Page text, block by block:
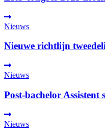
Nieuws
Nieuwe richtlijn
Nieuws
Post-bachelor Assistent
Nieuws